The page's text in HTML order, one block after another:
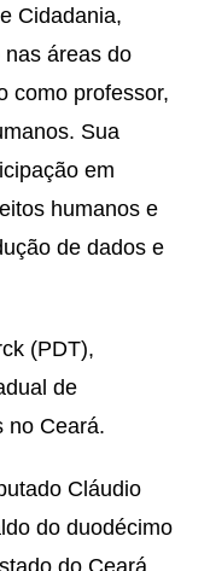
Cidadania,
áreas do
como professor,
Sua
em
humanos e
de dados e
(PDT),
de
no Ceará.
Cláudio
do duodécimo